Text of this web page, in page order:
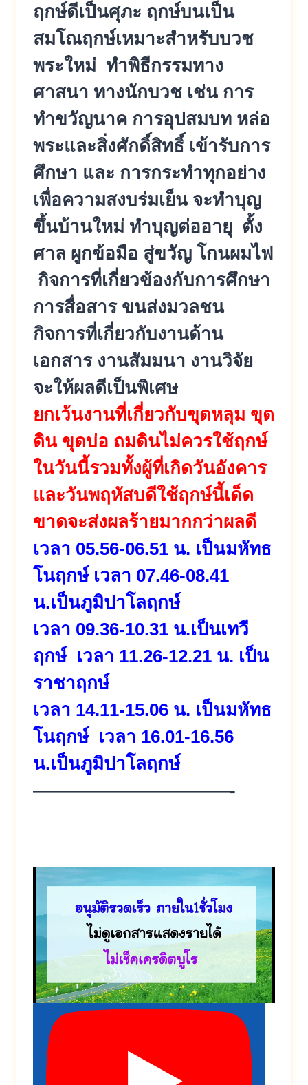
ฤกษ์ดีเป็นศุภะ ฤกษ์บนเป็น
สมโณฤกษ์เหมาะสำหรับบวช
พระใหม่ ทำพิธีกรรมทาง
ศาสนา ทางนักบวช เช่น การ
ทำขวัญนาค การอุปสมบท หล่อ
พระและสิ่งศักดิ์สิทธิ์ เข้ารับการ
ศึกษา และ การกระทำทุกอย่าง
เพื่อความสงบร่มเย็น จะทำบุญ
ขึ้นบ้านใหม่ ทำบุญต่ออายุ ตั้ง
ศาล ผูกข้อมือ สู่ขวัญ โกนผมไฟ
กิจการที่เกี่ยวข้องกับการศึกษา
การสื่อสาร ขนส่งมวลชน
กิจการที่เกี่ยวกับงานด้าน
เอกสาร งานสัมมนา งานวิจัย
จะให้ผลดีเป็นพิเศษ
ยกเว้นงานที่เกี่ยวกับขุดหลุม ขุด
ดิน ขุดบ่อ ถมดินไม่ควรใช้ฤกษ์
ในวันนี้รวมทั้งผู้ที่เกิดวันอังคาร
และวันพฤหัสบดีใช้ฤกษ์นี้เด็ด
ขาดจะส่งผลร้ายมากกว่าผลดี
เวลา 05.56-06.51 น. เป็นมหัทธ
โนฤกษ์ เวลา 07.46-08.41
น.เป็นภูมิปาโลฤกษ์
เวลา 09.36-10.31 น.เป็นเทวี
ฤกษ์ เวลา 11.26-12.21 น. เป็น
ราชาฤกษ์
เวลา 14.11-15.06 น. เป็นมหัทธ
โนฤกษ์ เวลา 16.01-16.56
น.เป็นภูมิปาโลฤกษ์
———————————-